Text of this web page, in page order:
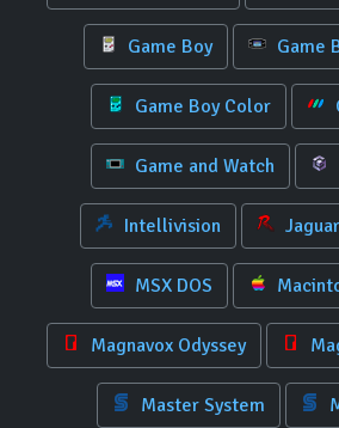
Game Boy Game
Game Boy Color
Game and Watch
Intellivision Jaguar
MSX DOS
Magnavox Odyssey
Master System